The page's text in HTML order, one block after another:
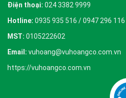
Điện thoại: 024 3382 9999
Hotline: 0935 935 516 / 0947 296 116
MST: 0105222602
Email: vuhoang@vuhoangco.com.vn
https://vuhoangco.com.vn